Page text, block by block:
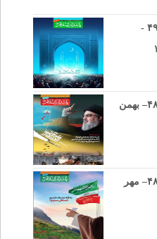
شماره ۴۸۹-۴۹۰ -
شماره ۴۸۷-۴۸۸– بهمن
شماره ۴۸۵-۴۸۶– مهر